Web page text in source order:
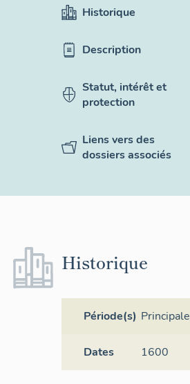
Historique
Description
Statut, intérêt et
protection
Liens vers des
dossiers associés
Historique
Période(s)
Dates 1600